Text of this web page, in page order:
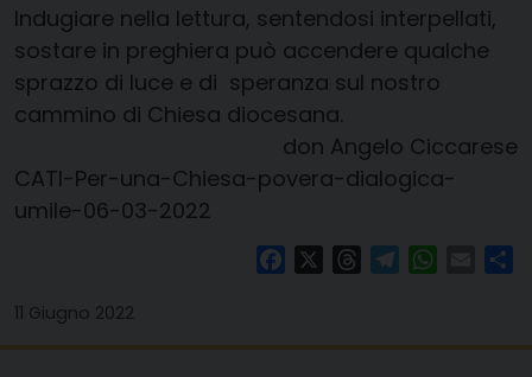
Indugiare nella lettura, sentendosi interpellati,
sostare in preghiera può accendere qualche
sprazzo di luce e di speranza sul nostro
cammino di Chiesa diocesana.
don Angelo Ciccarese
CATI-Per-una-Chiesa-povera-dialogica-
umile-06-03-2022
FacebookThreadsTelegram Email
11 Giugno 2022